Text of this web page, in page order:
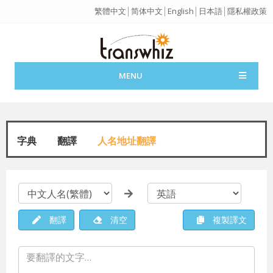
繁體中文 简体中文 English 日本語 隱私權政策
MENU
字典 翻譯 人名地址翻譯
翻譯 清空 複製譯文